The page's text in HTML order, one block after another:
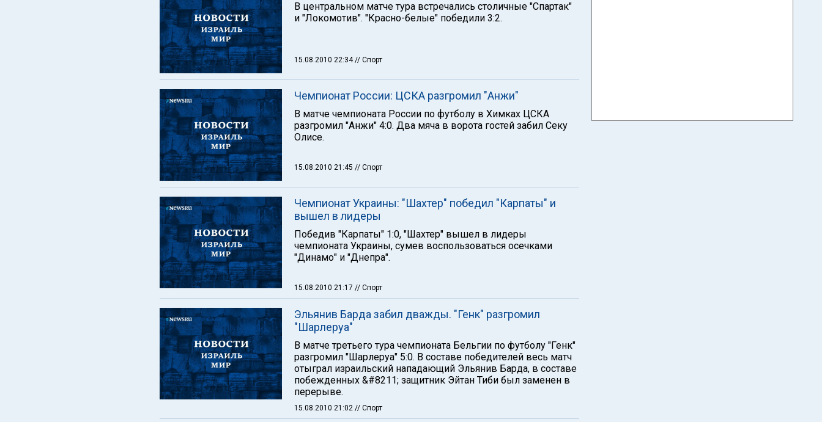
В центральном матче тура встречались столичные "Спартак"
и "Локомотив". "Красно-белые" победили 3:2.
15.08.2010 22:34// Спорт
Чемпионат России: ЦСКА разгромил "Анжи"
В матче чемпионата России по футболу в Химках ЦСКА
разгромил "Анжи" 4:0. Два мяча в ворота гостей забил Секу
Олисе.
15.08.2010 21:45 // Спорт
Чемпионат Украины: "Шахтер" победил "Карпаты" и
вышел в лидеры
Победив "Карпаты" 1:0, "Шахтер" вышел в лидеры
чемпионата Украины, сумев воспользоваться осечками
"Динамо" и "Днепра".
15.08.2010 21:17 // Спорт
Эльянив Барда забил дважды. "Генк" разгромил
"Шарлеруа"
В матче третьего тура чемпионата Бельгии по футболу "Генк"
разгромил "Шарлеруа" 5:0. В составе победителей весь матч
отыграл израильский нападающий Эльянив Барда, в составе
побежденных &#8211; защитник Эйтан Тиби был заменен в
перерыве.
15.08.2010 21:02 // Спорт